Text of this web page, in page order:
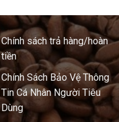
Chính sách trả hàng/hoàn
tiền
Chính Sách Bảo Vệ Thông
Tin Cá Nhân Người Tiêu
Dùng